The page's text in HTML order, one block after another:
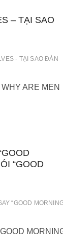
– TẠI SAO
- TẠI SAO ĐÀN
ARE MEN
“GOOD
“GOOD